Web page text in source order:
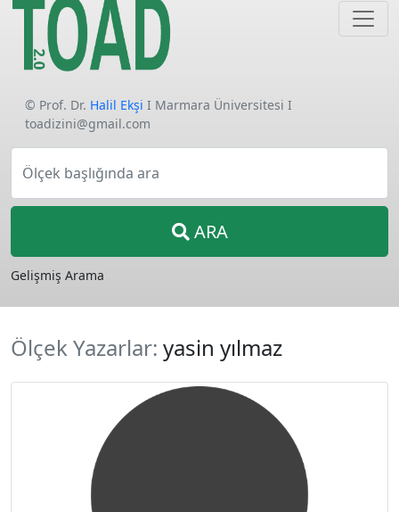
© Prof. Dr. Halil Ekşi I Marmara Üniversitesi I
toadizini@gmail.com
Ölçek başlığında ara
ARA
Gelişmiş Arama
Ölçek Yazarlar: yasin yılmaz